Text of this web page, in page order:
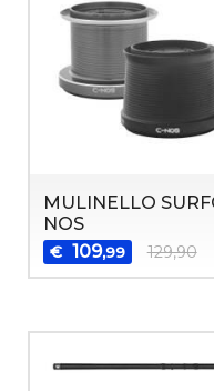
MULINELLO
NOS
€ 109,99 129,90